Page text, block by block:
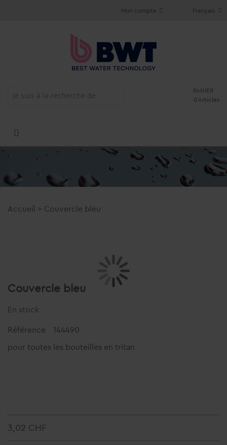
Français
Mon compte
PANIER
0 Articles
Accueil > Couvercle bleu
Couvercle bleu
En stock
Référence
144490
pour toutes les bouteilles en tritan
3,02 CHF